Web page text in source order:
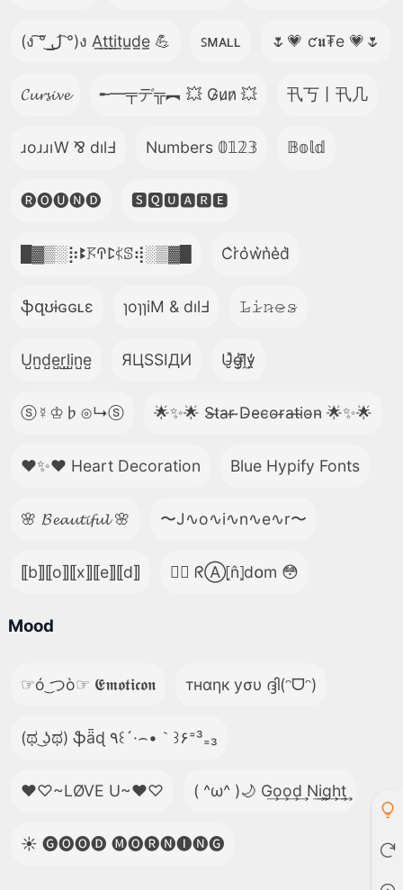
(ง ͠° ͟ل͜ ͡°)ง A̲t̲t̲i̲t̲u̲d̲e̲ 💪 ꜱᴍᴀʟʟ 🌷💗 ƈ𝖚₮e 💗🌷
𝓒𝓾𝓻𝓼𝓲𝓿𝓮 ╾━╤デ╦︻ 💥 G̷u̷n̷ 💥 卂丂丨卂几
ɹoɹɹıW ⅋ dılℲ Numbers 𝟘𝟙𝟚𝟛 𝔹𝕠𝕝𝕕
🅡🅞🅤🅝🅓 🆂🆀🆄🅰🆁🅴
█▓▒­░⡷ꔪ𖦪ꛈꛕ𖤰ꕷ⢾░▒▓█ C͛r͛o͛w͛n͛e͛d͛
ֆզʊɨɢɢʟɛ ɿoɿɿiM & dılℲ 𝙻̷𝚒̷𝚗̷𝚎̷𝚜̷
U̺n̺d̺e̺r̺l̺i̺n̺e̺ ЯЦSSIДИ U̵̮̽g̶͙̾ḽ̸͊y̵̤̒
ⓢ☿♔♭⊙↳ⓢ 🌟✨🌟 S̴t̴a̴r̴ ̴D̴e̴c̴o̴r̴a̴t̴i̴o̴n̴ 🌟✨🌟
❤️✨❤️ Heart Decoration Blue Hypify Fonts
🌸 𝓑𝓮𝓪𝓾𝓽𝓲𝓯𝓾𝓵 🌸 〜J∿o∿i∿n∿e∿r〜
⟦b⟧⟦o⟧⟦x⟧⟦e⟧⟦d⟧ 😵‍💫 ᖇⒶ⦏n̂⦎d໐m 😳
Mood
☞ó ͜つò☞ 𝕰𝖒𝖔𝖙𝖎𝖈𝖔𝖓 тнαηк уσυ ദ്ദി(ᵔᗜᵔ)
(ಥ ͜ʖಥ) ֆǟɖ ٩꒰´·⌢•｀꒱۶⁼³₌₃
♥♡~LØVE U~♥♡ ( ^ω^ )🌙 G͢o͢o͢d͢ N͢i͢g͢h͢t͢
☀️ 🅖🅞🅞🅓 🅜🅞🅡🅝🅘🅝🅖